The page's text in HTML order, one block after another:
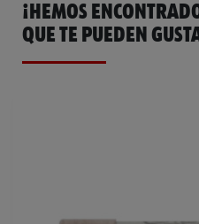
Longitud
Tensión nominal máxima
Catálogo General
Ficha Técnica
¡HEMOS
QUE TE PUEDEN